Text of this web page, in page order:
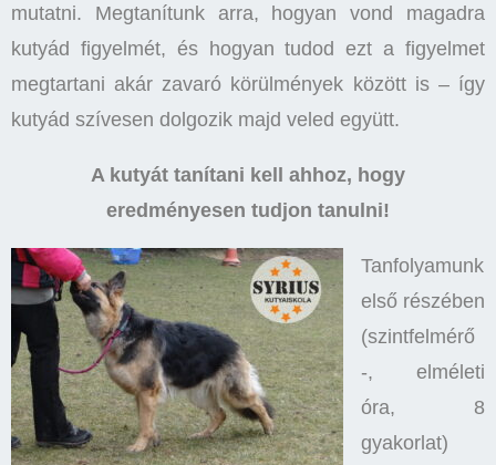
mutatni. Megtanítunk arra, hogyan vond magadra
kutyád figyelmét, és hogyan tudod ezt a figyelmet
megtartani akár zavaró körülmények között is – így
kutyád szívesen dolgozik majd veled együtt.
A kutyát tanítani kell ahhoz, hogy
eredményesen tudjon tanulni!
Tanfolyamunk
első részében
(szintfelmérő
-, elméleti
óra, 8
gyakorlat)